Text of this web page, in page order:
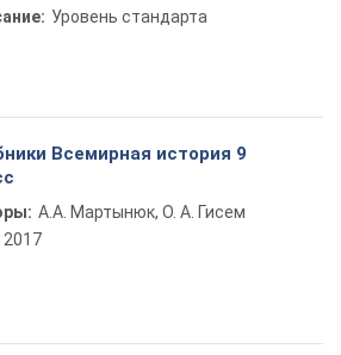
Уровень стандарта
Всемирная история 9
А.А. Мартынюк, О. А. Гисем
2017